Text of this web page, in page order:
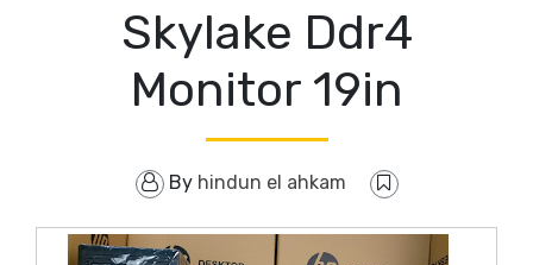
Skylake Ddr4
Monitor 19in
By hindun el ahkam